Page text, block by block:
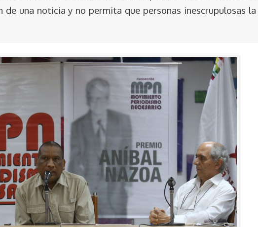
una noticia y no permita que personas inescrupulosas la